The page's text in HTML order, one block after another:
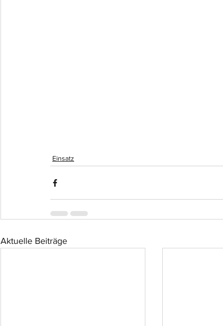
Einsatz
Aktuelle Beiträge